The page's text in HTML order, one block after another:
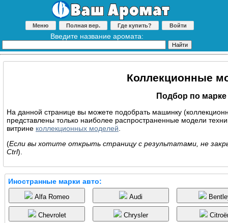
Меню Полная вер. Где купить? Войти
Введите название аромата:
Коллекционные
Подбор по
На данной странице вы можете подобрать машинку
представлены только наиболее распространенные модели
витрине коллекционных моделей.
(Если вы хотите открыть страницу с результатами, не
Ctrl).
Иностранные марки авто:
Alfa Romeo Audi
Chevrolet Chrysler